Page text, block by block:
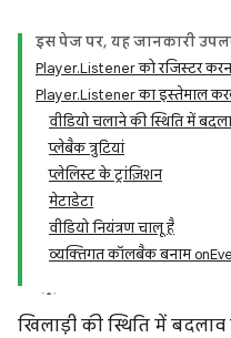
इस पेज पर, यह जानकारी
Player.Listener को रजिस्टर
Player.Listener का इस्तेमाल
वीडियो चलाने की स्थिति में
प्‍लेबैक त्रुटियां
प्लेलिस्ट के ट्रांज़िशन
मेटाडेटा
वीडियो नियंत्रण चालू है
व्यक्तिगत कॉलबैक बनाम
खिलाड़ी की स्थिति में